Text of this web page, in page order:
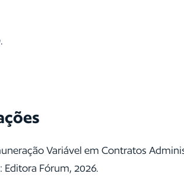
.
Variável em Contratos
Editora Fórum, 2026.